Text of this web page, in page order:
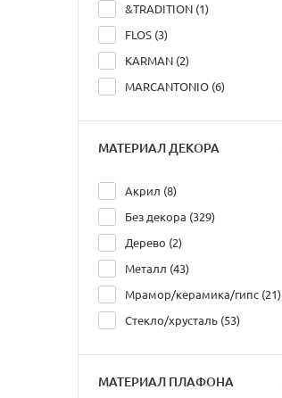
&TRADITION (1)
FLOS (3)
KARMAN (2)
MARCANTONIO (6)
МАТЕРИАЛ ДЕКОРА
Акрил (8)
Без декора (329)
Дерево (2)
Металл (43)
Мрамор/керамика/гипс (21)
Стекло/хрусталь (53)
МАТЕРИАЛ ПЛАФОНА